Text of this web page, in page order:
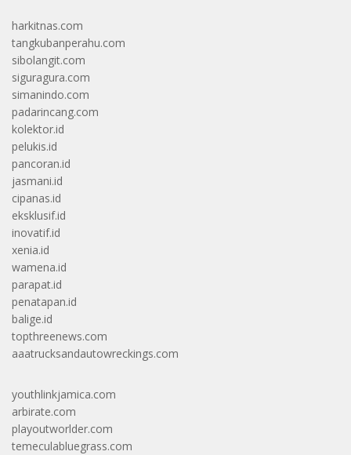
harkitnas.com
tangkubanperahu.com
sibolangit.com
siguragura.com
simanindo.com
padarincang.com
kolektor.id
pelukis.id
pancoran.id
jasmani.id
cipanas.id
eksklusif.id
inovatif.id
xenia.id
wamena.id
parapat.id
penatapan.id
balige.id
topthreenews.com
aaatrucksandautowreckings.com
youthlinkjamica.com
arbirate.com
playoutworlder.com
temeculabluegrass.com